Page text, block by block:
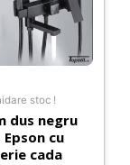
stoc !
dus negru
cu
cada